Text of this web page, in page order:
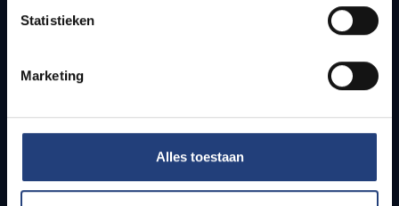
Statistieken
Marketing
Alles toestaan
Bereikbaarheid
Studenten